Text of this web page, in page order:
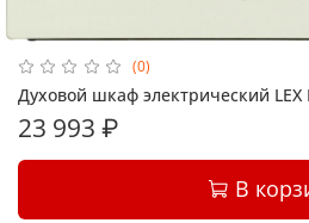
(0)
Духовой шкаф электрический LEX
23 993 ₽
В